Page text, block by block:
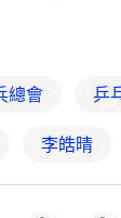
總會 乒
李皓晴